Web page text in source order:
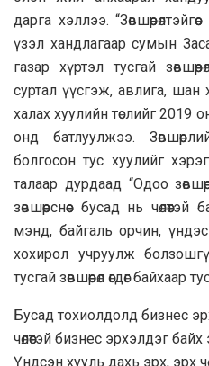
дарга хэллээ.
үзэл хандлагаар сумын
газар хүртэл тусгай
суртал үүсгэж, авлига,
халах хуулийн төслийг 2019
онд батлуулжээ.
болгосон тус хуулийг
талаар дурдаад “Одоо
зөвшөөрснөөс бусад нь
мэнд, байгаль орчин,
хохирол учруулж
тусгай зөвшөөрөл өгдөг байхаар
Бусад тохиолдолд бизнес
чөлөөтэй бизнес эрхэлдэг
Үндсэн хууль дахь эрх, эрх